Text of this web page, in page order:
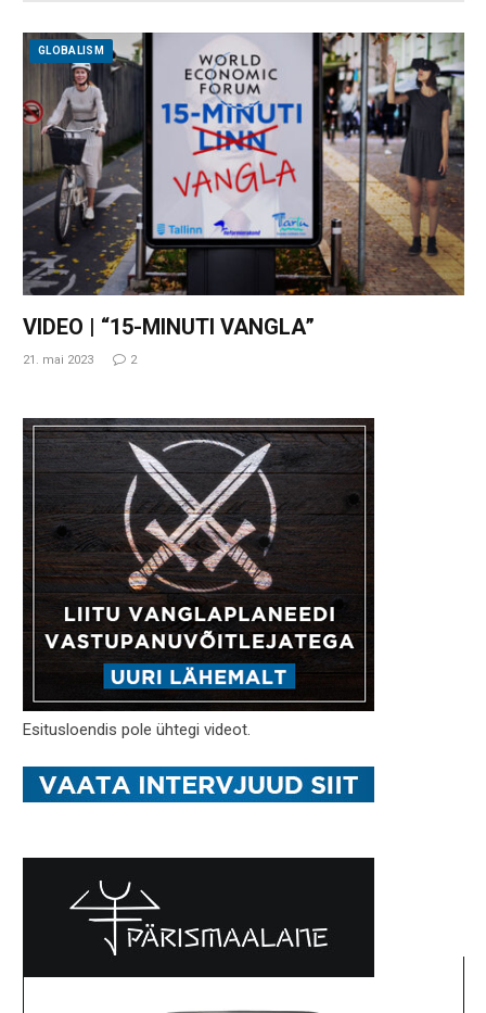
GLOBALISM
VIDEO | “15-MINUTI VANGLA”
21. mai 2023 2
Esitusloendis pole ühtegi videot.